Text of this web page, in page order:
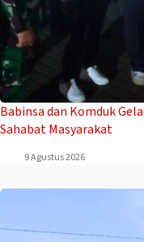
Babinsa dan Komduk
Sahabat Masyarakat
9 Agustus 2026